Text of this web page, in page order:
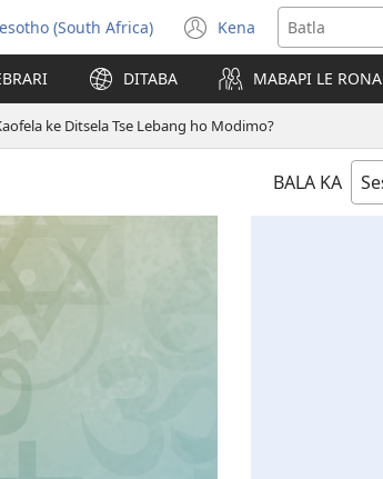
Kgetha
Puo
(South Africa) Kena
(opens
new
window)
DITABA MABAPI LE RONA
ke Ditsela Tse Lebang ho Modimo?
BALA KA